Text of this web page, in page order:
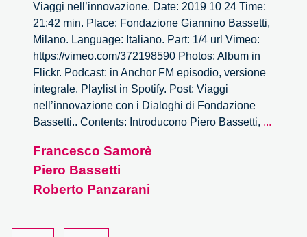
Viaggi nell’innovazione. Date: 2019 10 24 Time:
21:42 min. Place: Fondazione Giannino Bassetti,
Milano. Language: Italiano. Part: 1/4 url Vimeo:
https://vimeo.com/372198590 Photos: Album in
Flickr. Podcast: in Anchor FM episodio, versione
integrale. Playlist in Spotify. Post: Viaggi
nell’innovazione con i Dialoghi di Fondazione
Bassetti.. Contents: Introducono Piero Bassetti, ...
Francesco Samorè
Piero Bassetti
Roberto Panzarani